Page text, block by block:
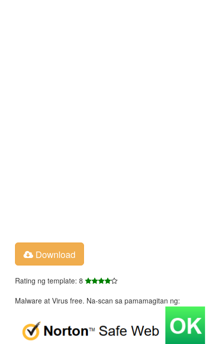
Download
Rating ng template: 8
Malware at Virus free. Na-scan sa pamamagitan ng: